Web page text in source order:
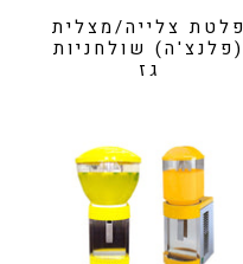
פלטת צלייה/מצלית
(פלנצ'ה) שולחניות
גז